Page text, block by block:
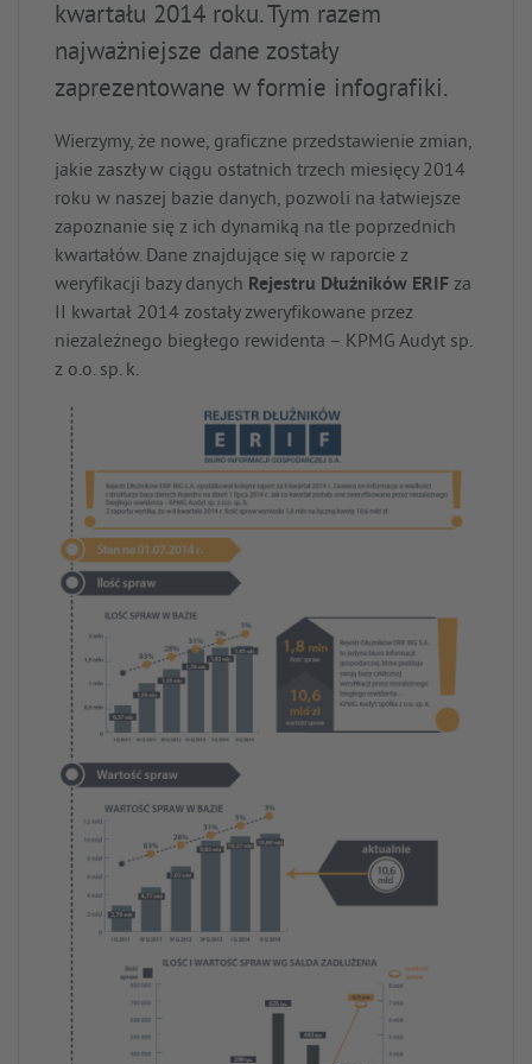
kwartału 2014 roku. Tym razem
najważniejsze dane zostały
zaprezentowane w formie infografiki.
Wierzymy, że nowe, graficzne przedstawienie zmian,
jakie zaszły w ciągu ostatnich trzech miesięcy 2014
roku w naszej bazie danych, pozwoli na łatwiejsze
zapoznanie się z ich dynamiką na tle poprzednich
kwartałów. Dane znajdujące się w raporcie z
weryfikacji bazy danych Rejestru Dłużników ERIF za
II kwartał 2014 zostały zweryfikowane przez
niezależnego biegłego rewidenta – KPMG Audyt sp.
z o.o. sp. k.